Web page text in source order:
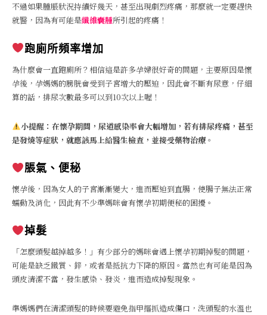
不過如果腫脹狀況持續好幾天，甚至出現劇烈疼痛，那麼就一定要趕快
就醫，因為有可能是纖維囊腫所引起的疼痛！
跑廁所頻率增加
為什麼會一直跑廁所？相信這是許多孕婦很好奇的問題，主要原因是懷
孕後，孕媽媽的膀胱會受到子宮增大的壓迫，因此會不斷有尿意，仔細
算的話，排尿次數最多可以到10次以上喔！
小提醒：在懷孕期間，尿道感染率會大幅增加，若有排尿疼痛，甚至
是發燒等症狀，就應該馬上給醫生檢查，並接受藥物治療。
脹氣、便秘
懷孕後，因為女人的子宮漸漸變大，進而壓迫到直腸，使腸子無法正常
蠕動及消化，因此有不少準媽咪會有懷孕初期便秘的困擾。
掉髮
「怎麼頭髮越掉越多！」有少部分的媽咪會遇上懷孕初期掉髮的問題，
可能是缺乏鐵質、鋅，或者是抵抗力下降的原因。當然也有可能是因為
頭皮清潔不當，發生感染、發炎，進而造成掉髮現象。
準媽媽們在清潔頭髮的時候要避免指甲摳抓造成傷口，洗頭髮的水溫也